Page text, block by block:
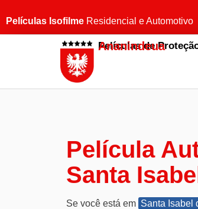
Películas Isofilme Residencial e Automotivo
Películas de
Ananindeua
Película
Santa
Se você está em Santa Isabel